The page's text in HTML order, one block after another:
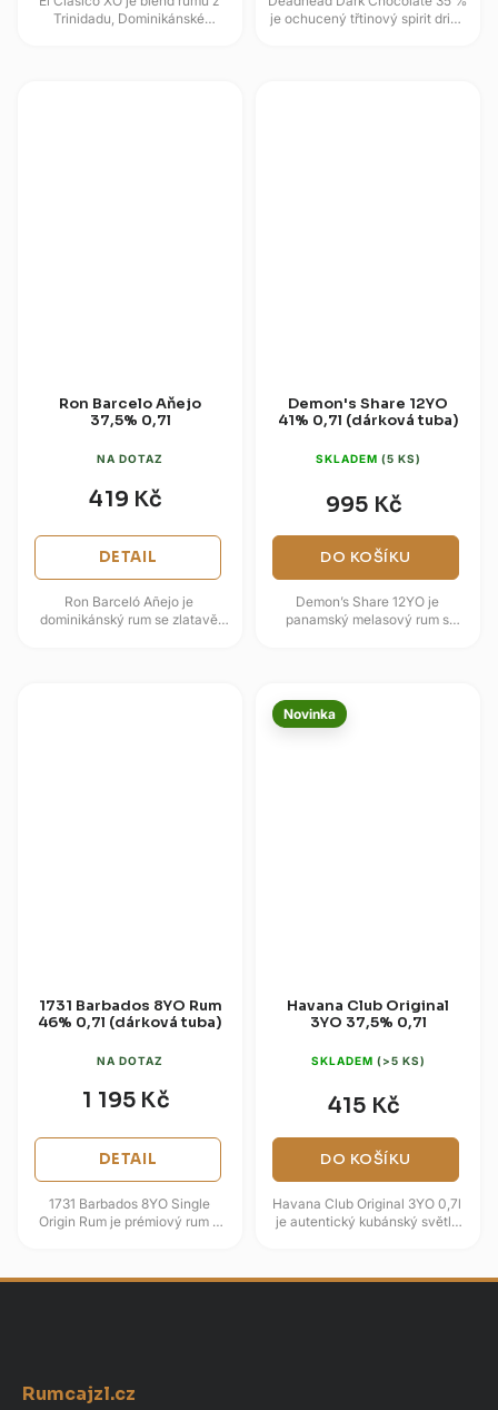
Trinidadu, Dominikánské
je ochucený třtinový spirit drink
Ron Barcelo Aňejo
37,5% 0,7l
NA DOTAZ
419 Kč
DETAIL
Ron Barceló Añejo je
dominikánský rum se zlatavě
Demon's Share 12YO
41% 0,7l (dárková tuba)
SKLADEM (5 KS)
995 Kč
DO KOŠÍKU
Demon’s Share 12YO je
panamský melasový rum s
1731 Barbados 8YO Rum
46% 0,7l (dárková tuba)
NA DOTAZ
1 195 Kč
DETAIL
1731 Barbados 8YO Single
Origin Rum je prémiový rum s
Barbadosu a...
Novinka
Havana Club Original
3YO 37,5% 0,7l
SKLADEM (>5 KS)
415 Kč
DO KOŠÍKU
Havana Club Original 3YO 0,7l
je autentický kubánský světlý
míchání...
Rumcajzl.cz